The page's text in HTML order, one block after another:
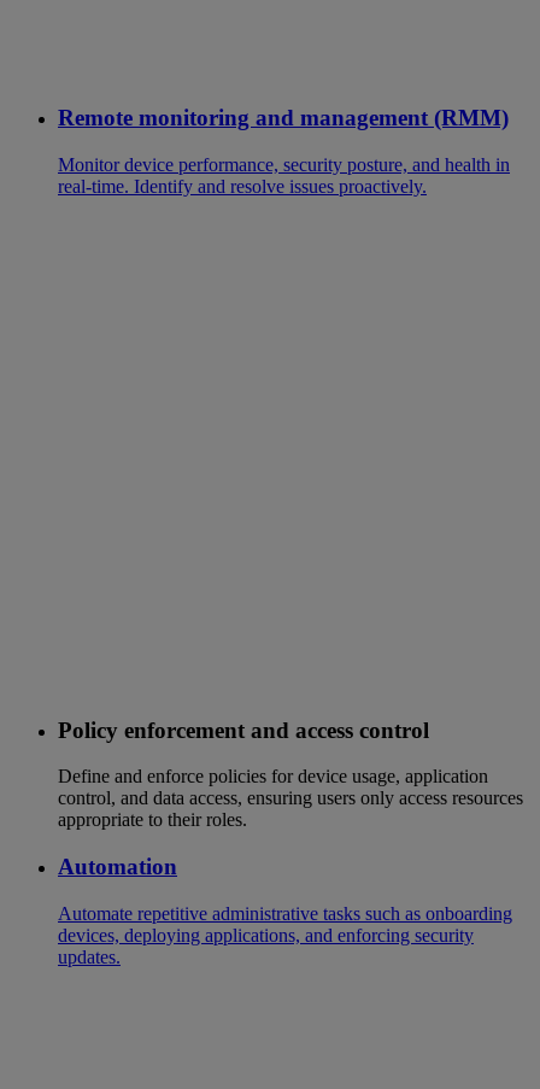
Remote monitoring and management (RMM)
Monitor device performance, security posture, and health in
real-time. Identify and resolve issues proactively.
Policy enforcement and access control
Define and enforce policies for device usage, application
control, and data access, ensuring users only access resources
appropriate to their roles.
Automation
Automate repetitive administrative tasks such as onboarding
devices, deploying applications, and enforcing security
updates.